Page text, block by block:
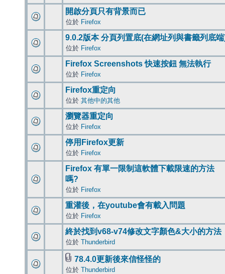
開啟分頁只有背景而已
位於 Firefox
9.0.2版本 分頁列置底(在網址列與書籤列底
位於 Firefox
Firefox Screenshots 快速按鈕 無法執行
位於 Firefox
Firefox重定向
位於 其他中的其他
瀏覽器重定向
位於 Firefox
停用Firefox更新
位於 Firefox
Firefox 有單一限制這軟體下載限速的方法
嗎?
位於 Firefox
重灌後，在youtube會有載入問題
位於 Firefox
終於找到v68-v74修改文字顏色&大小的方法
位於 Thunderbird
78.4.0更新後來信怪怪的
位於 Thunderbird